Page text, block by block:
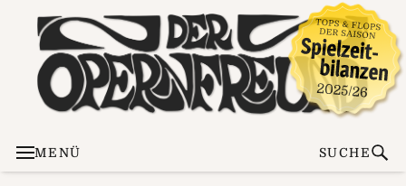
MENÜ SUCHE